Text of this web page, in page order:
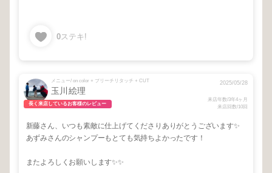
0ステキ!
メニュー/ on color + ブリーチリタッチ + CUT
玉川絵理
長く来店しているお客様のレビュー
2025/05/28
来店年数/3年4ヶ月
来店回数/10回
新藤さん、いつも素敵に仕上げてくださりありがとうございます✨
あずみさんのシャンプーもとても気持ちよかったです！
またよろしくお願いします✨✨